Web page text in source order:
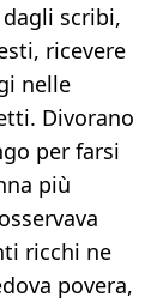
scribi,
ricevere
nelle
Divorano
per farsi
più
ricchi ne
povera,